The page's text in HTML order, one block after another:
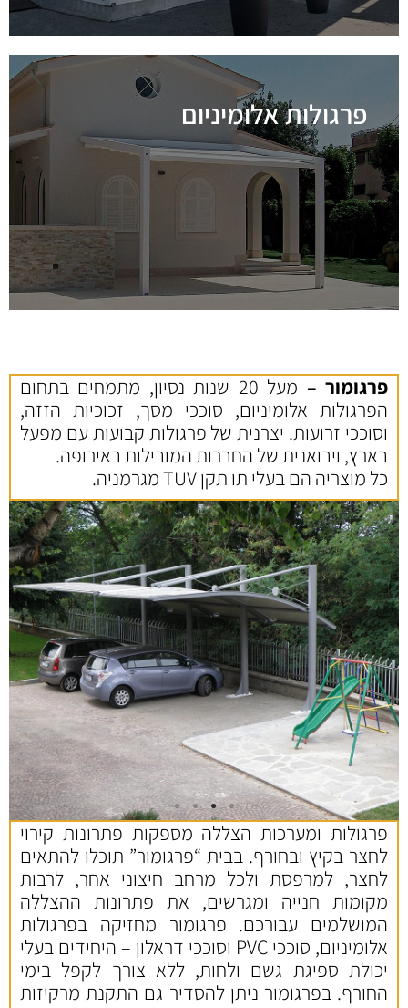
פרגולות אלומיניום
פרגומור –
מעל 20 שנות נסיון, מתמחים בתחום
הפרגולות אלומיניום, סוככי מסך, זכוכיות הזזה,
וסוככי זרועות. יצרנית של פרגולות קבועות עם מפעל
בארץ, ויבואנית של החברות המובילות באירופה.
כל מוצריה הם בעלי תו תקן TUV מגרמניה.
פרגולות ומערכות הצללה מספקות פתרונות קירוי
לחצר בקיץ ובחורף. בבית “פרגומור” תוכלו להתאים
לחצר, למרפסת ולכל מרחב חיצוני אחר, לרבות
מקומות חנייה ומגרשים, את פתרונות ההצללה
המושלמים עבורכם. פרגומור מחזיקה בפרגולות
אלומיניום, סוככי PVC וסוככי דראלון – היחידים בעלי
יכולת ספיגת גשם ולחות, ללא צורך לקפל בימי
החורף. בפרגומור ניתן להסדיר גם התקנת מרקיזות